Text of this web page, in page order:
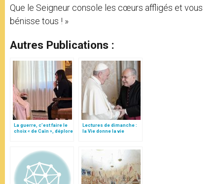
Que le Seigneur console les cœurs affligés et vous
bénisse tous ! »
Autres Publications :
La guerre, c’est faire le
choix « de Caïn », déplore
Lectures de dimanche :
la Vie donne la vie